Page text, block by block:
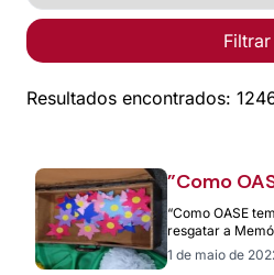
Filtrar
Resultados encontrados:
”Como
Memória e
“Como OASE
resgatar a
Que alegria!
novamente!…
1 de maio de